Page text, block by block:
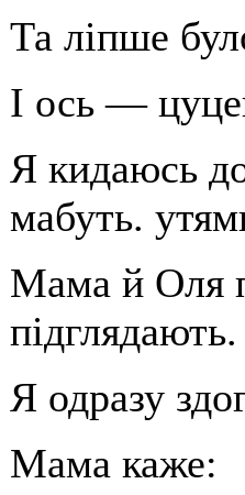
Та ліпше
І ось —
Я кидаюсь
мабуть.
Мама й Оля
підглядають.
Я одразу
Мама каже: